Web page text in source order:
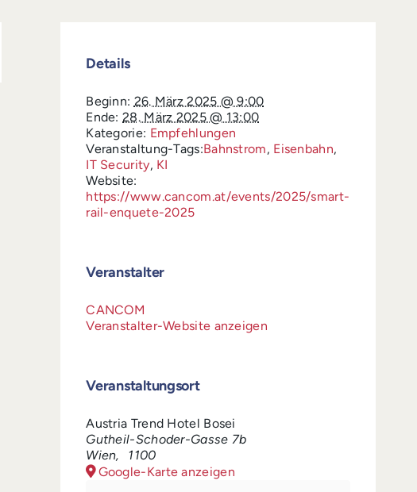
Details
Beginn: 26. März 2025 @ 9:00
Ende: 28. März 2025 @ 13:00
Kategorie: Empfehlungen
Veranstaltung-Tags:Bahnstrom, Eisenbahn,
IT Security, KI
Website:
https://www.cancom.at/events/2025/smart-
rail-enquete-2025
Veranstalter
CANCOM
Veranstalter-Website anzeigen
Veranstaltungsort
Austria Trend Hotel Bosei
Gutheil-Schoder-Gasse 7b
Wien,
1100
Google-Karte anzeigen